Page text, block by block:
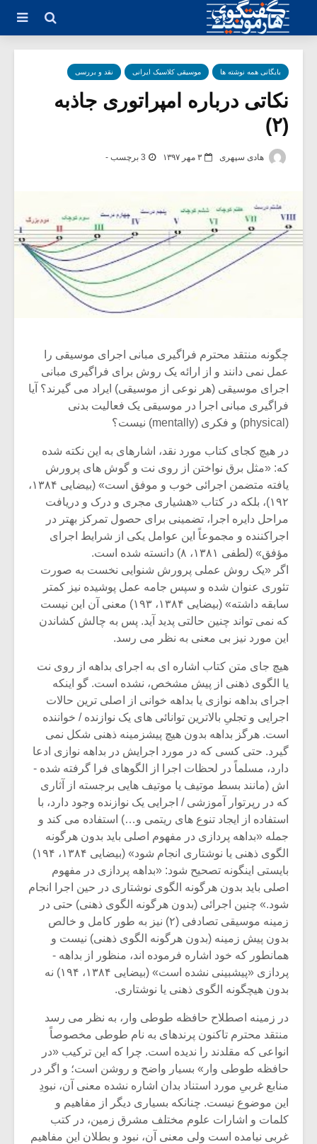
بایگانی همه نوشته ها موسیقی کلاسیک ایرانی نقد و بررسی
نکاتی درباره امپراتوری جاذبه
(۲)
هادی سپهری ۳ مهر ۱۳۹۷ 3 برچسب -
چگونه منتقد محترم فراگیری مبانی اجرای موسیقی را
عمل نمی دانند و از ارائه یک روش برای فراگیری مبانی
اجرای موسیقی (هر نوعی از موسیقی) ایراد می گیرند؟ آیا
فراگیری مبانی اجرا در موسیقی یک فعالیت بدنی
(physical) و فکری (mentally) نیست؟
در هیچ کجای کتاب مورد نقد، اشاره­ای به این نکته شده
که: «مثل برق نواختن از روی نت و گوش های پرورش
یافته متضمن اجرائی خوب و موفق است» (بیضایی ۱۳۸۴،
۱۹۲)، بلکه در کتاب «هشیاری مجری و درک و دریافت
مراحل دایره اجرا، تضمینی برای حصول تمرکز بهتر در
اجراکننده و مجموعاً این عوامل یکی از شرایط اجرای
مؤفق» (لطفی ۱۳۸۱، ۸) دانسته شده است.
اگر «یک روش عملی پرورش شنوایی نخست به صورت
تئوری عنوان شده و سپس جامه عمل پوشیده نیز کمتر
سابقه داشته» (بیضایی ۱۳۸۴، ۱۹۳) معنی آن این نیست
که نمی تواند چنین حالتی پدید آید. پس به چالش کشاندن
این مورد نیز بی ­معنی به نظر می رسد.
هیچ جای متن کتاب اشاره­ ای به اجرای بداهه از روی نت
یا الگوی ذهنی از پیش مشخص، نشده است. گو اینکه
اجرای بداهه ­نوازی یا بداهه ­خوانی از اصلی ­ترین حالات
اجرایی و تجلیِ بالاترین توانائی های یک نوازنده / خواننده
است. هرگز بداهه بدون هیچ پیش­زمینه ذهنی شکل نمی
گیرد. حتی کسی که در مورد اجرایش در بداهه ­نوازی ادعا
دارد، مسلماً در لحظات اجرا از الگوهای فرا گرفته شده ­
اش (مانند بسط موتیف یا موتیف­ هایی برجسته از آثاری
که در رپرتوار آموزشی / اجرایی یک نوازنده وجود دارد، با
استفاده از ایجاد تنوع ­های ریتمی و…) استفاده می کند و
جمله «بداهه ­پردازی در مفهوم اصلی باید بدون هرگونه
الگوی ذهنی یا نوشتاری انجام شود» (بیضایی ۱۳۸۴، ۱۹۴)
بایستی اینگونه تصحیح شود: «بداهه­ پردازی در مفهوم
اصلی باید بدون هرگونه الگوی نوشتاری در حین اجرا انجام
شود.» چنین اجرائی (بدون هرگونه الگوی ذهنی) حتی در
زمینه موسیقی تصادفی (۲) نیز به طور کامل و خالص
بدون پیش ­زمینه (بدون هرگونه الگوی ذهنی) نیست و
همانطور که خود اشاره فرموده ­اند، منظور از بداهه ­
پردازی «پیش­بینی نشده است» (بیضایی ۱۳۸۴، ۱۹۴) نه
بدون هیچگونه الگوی ذهنی یا نوشتاری.
در زمینه اصطلاح حافظه طوطی ­وار، به نظر می رسد
منتقد محترم تاکنون پرنده­ای به نام طوطی مخصوصاً
انواعی که مقلدند را ندیده است. چرا که این ترکیب «در
حافظه طوطی وار» بسیار واضح و روشن است؛ و اگر در
منابع غربیِ مورد استناد بدان اشاره نشده معنی آن، نبودِ
این موضوع نیست. چنانکه بسیاری دیگر از مفاهیم و
کلمات و اشارات علوم مختلف مشرق زمین، در کتب
غربی نیامده است ولی معنی آن، نبود و بطلان این مفاهیم
میکلوش روژا
یادداشتی بر موسیقی
متن فیلم «متری
شیش و نیم»
اگر نمی توانی
مشهورترین باشی،
بدنام ترین باش
موریس ژار